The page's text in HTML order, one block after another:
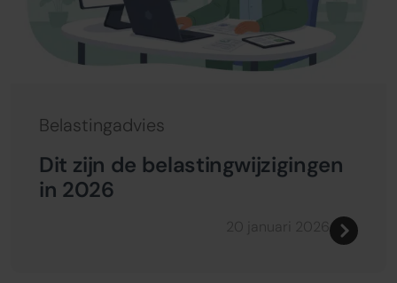
Belastingadvies
Dit zijn de belastingwijzigingen
in 2026